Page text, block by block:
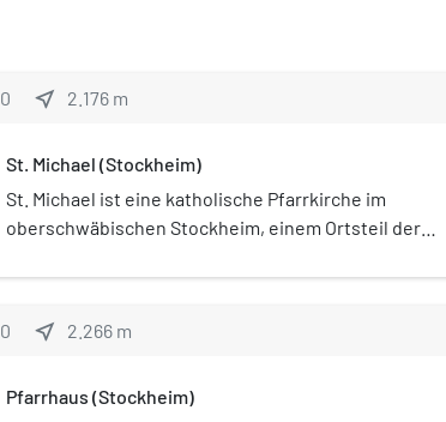
0 near_me 2.176 m
St. Michael (Stockheim)
St. Michael ist eine katholische Pfarrkirche im
oberschwäbischen Stockheim, einem Ortsteil der
Mindelheim der Diözese Augsburg feiert ihr
0 near_me 2.266 m
Pfarrhaus (Stockheim)